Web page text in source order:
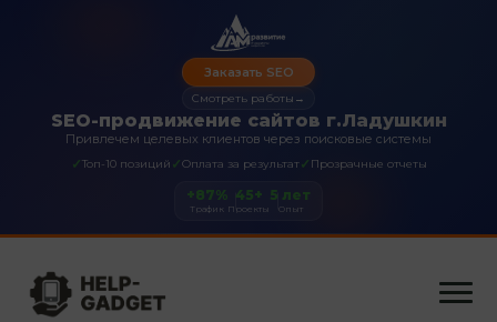
SEO-продвижение сайтов г.Ладушкин
Привлечем целевых клиентов через поисковые системы
✓Топ-10 позиций ✓Оплата за результат✓ Прозрачные отчеты
Заказать SEO
Смотреть работы →
+87%
Трафик
45+
Проекты
5 лет
Опыт